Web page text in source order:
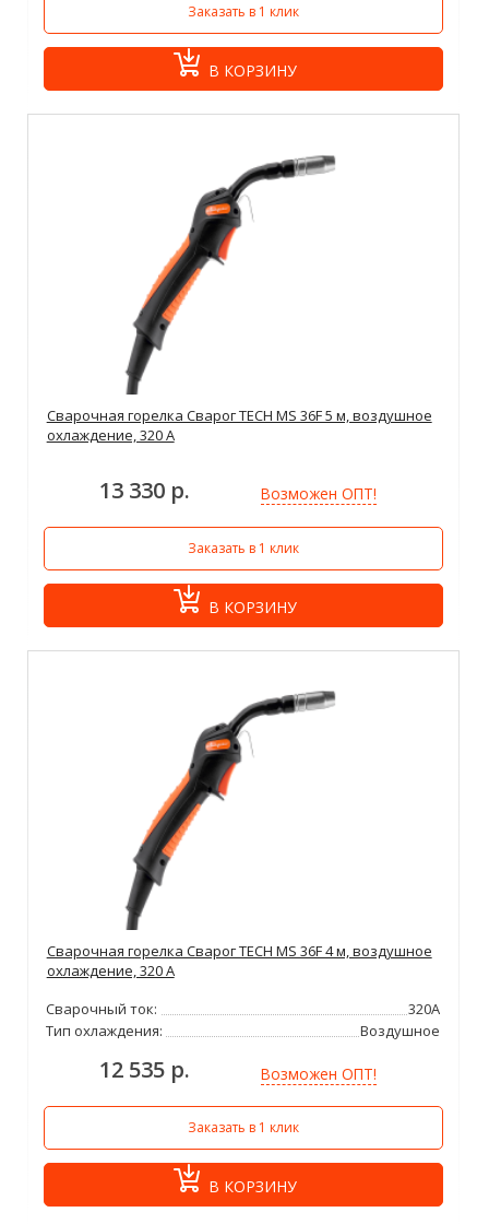
Заказать в 1 клик
В КОРЗИНУ
Сварочная горелка Сварог TECH MS 36F 5 м, воздушное
охлаждение, 320 А
13 330 р. Возможен ОПТ!
Заказать в 1 клик
В КОРЗИНУ
Сварочная горелка Сварог TECH MS 36F 4 м, воздушное
охлаждение, 320 А
Сварочный ток:
320А
Тип охлаждения:
Воздушное
12 535 р. Возможен ОПТ!
Заказать в 1 клик
В КОРЗИНУ